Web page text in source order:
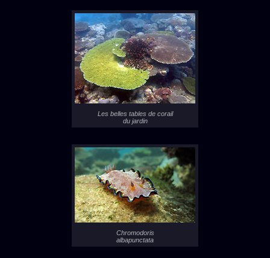
Les belles tables de corail
du jardin
Chromodoris
albapunctata